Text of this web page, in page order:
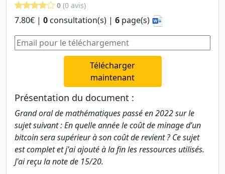
0 (0 avis)
7.80€ | 0 consultation(s) | 6 page(s)
Télécharger
maintenant
Présentation du document :
Grand oral de mathématiques passé en 2022 sur le
sujet suivant : En quelle année le coût de minage d’un
bitcoin sera supérieur à son coût de revient ? Ce sujet
est complet et j'ai ajouté à la fin les ressources utilisés.
J'ai reçu la note de 15/20.